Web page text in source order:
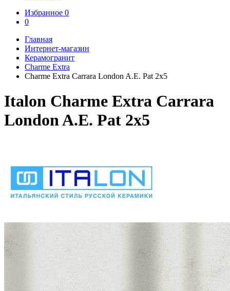
Избранное 0
0
Главная
Интернет-магазин
Керамогранит
Charme Extra
Charme Extra Carrara London A.E. Pat 2x5
Italon Charme Extra Carrara
London A.E. Pat 2x5